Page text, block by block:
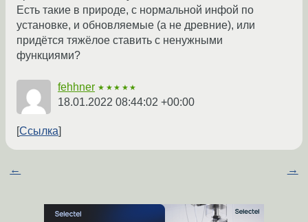
Есть такие в природе, с нормальной инфой по
установке, и обновляемые (а не древние), или
придётся тяжёлое ставить с ненужными
функциями?
fehhner ★★★★★
18.01.2022 08:44:02 +00:00
Ссылка
← →